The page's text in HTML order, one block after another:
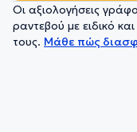
Οι αξιολογήσεις
ραντεβού με ειδικό
τους. Μάθε πώς